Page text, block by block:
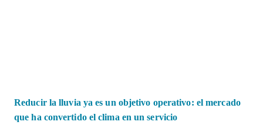
Reducir la lluvia ya es un objetivo operativo: el mercado
que ha convertido el clima en un servicio